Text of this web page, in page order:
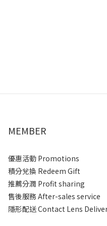
MEMBER
優惠活動 Promotions
積分兌換 Redeem Gift
推薦分潤 Profit sharing
售後服務 After-sales service
隱形配送 Contact Lens